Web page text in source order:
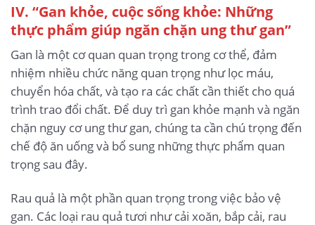
IV. “Gan khỏe, cuộc sống khỏe: Những
thực phẩm giúp ngăn chặn ung thư gan”
Gan là một cơ quan quan trọng trong cơ thể, đảm
nhiệm nhiều chức năng quan trọng như lọc máu,
chuyển hóa chất, và tạo ra các chất cần thiết cho quá
trình trao đổi chất. Để duy trì gan khỏe mạnh và ngăn
chặn nguy cơ ung thư gan, chúng ta cần chú trọng đến
chế độ ăn uống và bổ sung những thực phẩm quan
trọng sau đây.
Rau quả là một phần quan trọng trong việc bảo vệ
gan. Các loại rau quả tươi như cải xoăn, bắp cải, rau